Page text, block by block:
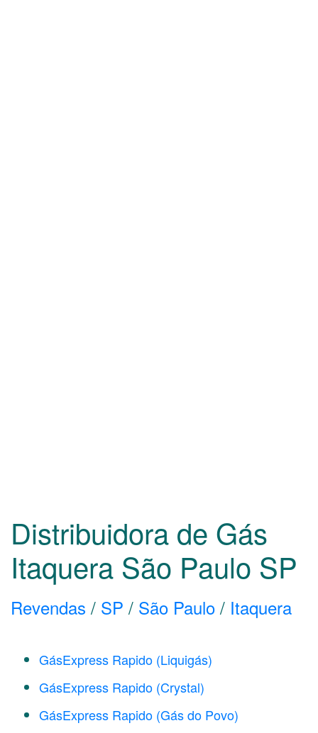
Distribuidora de Gás
Itaquera São Paulo SP
Revendas / SP / São Paulo / Itaquera
GásExpress Rapido (Liquigás)
GásExpress Rapido (Crystal)
GásExpress Rapido (Gás do Povo)